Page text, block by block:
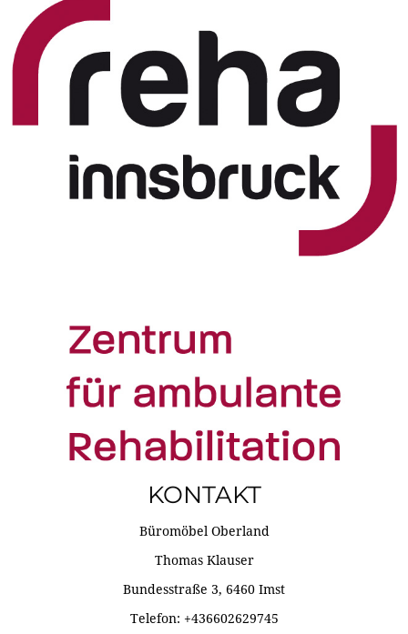
KONTAKT
Büromöbel Oberland
Thomas Klauser
Bundesstraße 3, 6460 Imst
Telefon: +436602629745